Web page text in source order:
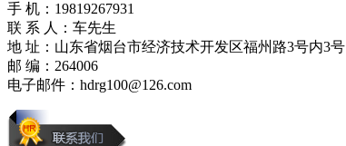
手 机：19819267931
联 系 人：车先生
地 址：山东省烟台市经济技术开发区福州路3号内3号
邮 编：264006
电子邮件：hdrg100@126.com